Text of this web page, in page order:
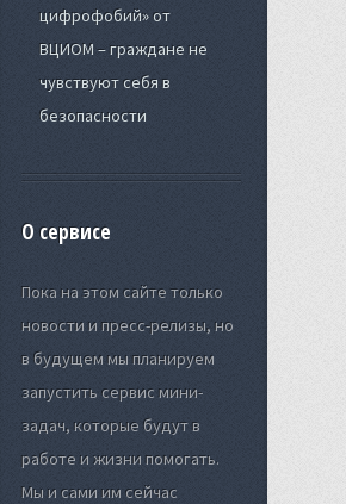
цифрофобий» от
ВЦИОМ – граждане не
чувствуют себя в
безопасности
О сервисе
Пока на этом сайте только
новости и пресс-релизы, но
в будущем мы планируем
запустить сервис мини-
задач, которые будут в
работе и жизни помогать.
Мы и сами им сейчас